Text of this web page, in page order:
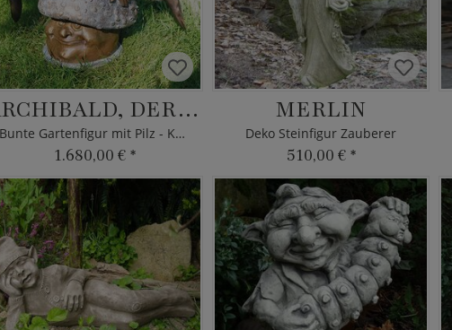
ARCHIBALD, DER SPORTLICHE
Bunte Gartenfigur mit Pilz - Künstlerfigur
1.680,00 € *
MERLIN
Deko Steinfigur Zauberer
510,00 € *